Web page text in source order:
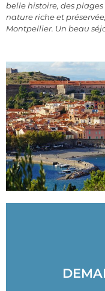
belle histoire, des
nature riche et
Montpellier. Un beau
Nous